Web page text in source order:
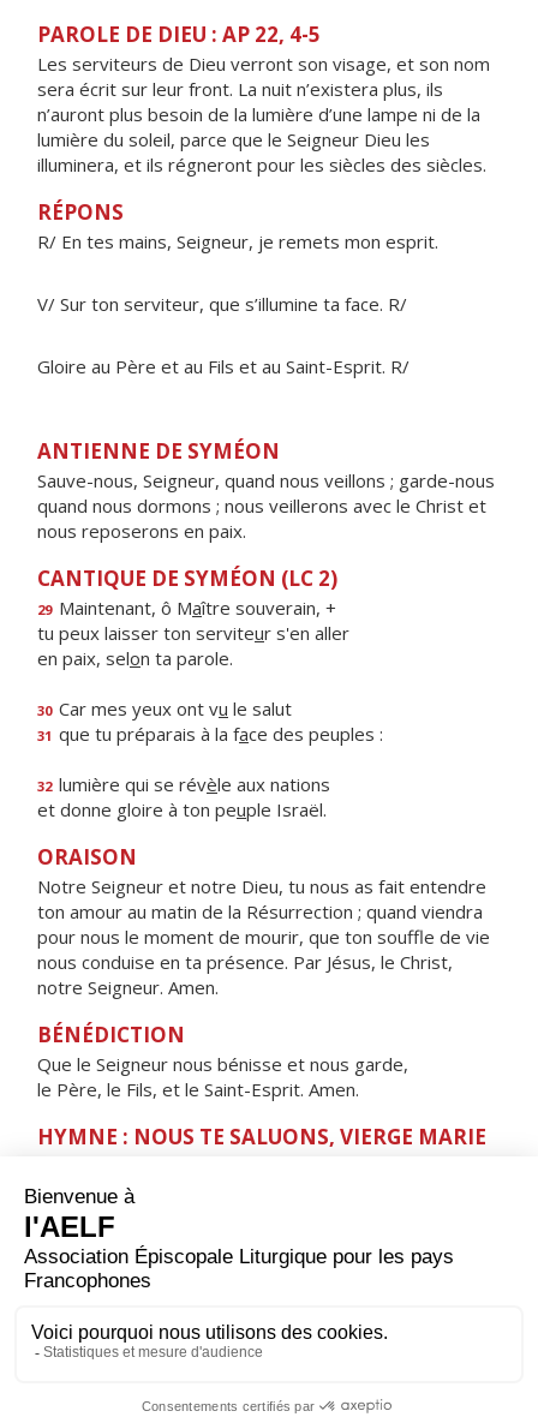
PAROLE DE DIEU : AP 22, 4-5
Les serviteurs de Dieu verront son visage, et son nom
sera écrit sur leur front. La nuit n’existera plus, ils
n’auront plus besoin de la lumière d’une lampe ni de la
lumière du soleil, parce que le Seigneur Dieu les
illuminera, et ils régneront pour les siècles des siècles.
RÉPONS
R/ En tes mains, Seigneur, je remets mon esprit.
V/ Sur ton serviteur, que s’illumine ta face. R/
Gloire au Père et au Fils et au Saint-Esprit. R/
ANTIENNE DE SYMÉON
Sauve-nous, Seigneur, quand nous veillons ; garde-nous
quand nous dormons ; nous veillerons avec le Christ et
nous reposerons en paix.
CANTIQUE DE SYMÉON (LC 2)
29 Maintenant, ô Maître souverain, +
tu peux laisser ton serviteur s'en aller
en paix, selon ta parole.
30 Car mes yeux ont vu le salut
31 que tu préparais à la face des peuples :
32 lumière qui se révèle aux nations
et donne gloire à ton peuple Israël.
ORAISON
Notre Seigneur et notre Dieu, tu nous as fait entendre
ton amour au matin de la Résurrection ; quand viendra
pour nous le moment de mourir, que ton souffle de vie
nous conduise en ta présence. Par Jésus, le Christ,
notre Seigneur. Amen.
BÉNÉDICTION
Que le Seigneur nous bénisse et nous garde,
le Père, le Fils, et le Saint-Esprit. Amen.
HYMNE : NOUS TE SALUONS, VIERGE MARIE
servante du Seigneur.
Ta foi nous a donné
l'Enfant de la promesse,
la source de la vie.
Ève nouvelle,
Jésus Christ, notre frère,